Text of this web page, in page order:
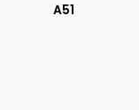
A51